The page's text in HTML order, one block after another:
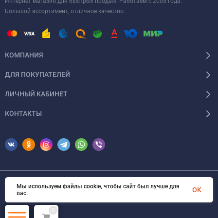
середине и по краям.
Большой ассортимент, отличное качество.
КОМПАНИЯ
ДЛЯ ПОКУПАТЕЛЕЙ
ЛИЧНЫЙ КАБИНЕТ
КОНТАКТЫ
© 2026 Erfolg Cosmetics. Все права защищены
0
Мы используем файлы cookie, чтобы сайт был лучше для
вас.
OK